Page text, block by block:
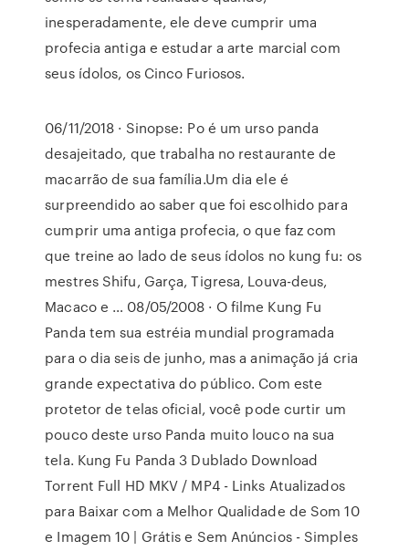
inesperadamente, ele deve cumprir uma
profecia antiga e estudar a arte marcial com
seus ídolos, os Cinco Furiosos.
06/11/2018 · Sinopse: Po é um urso panda
desajeitado, que trabalha no restaurante de
macarrão de sua família.Um dia ele é
surpreendido ao saber que foi escolhido para
cumprir uma antiga profecia, o que faz com
que treine ao lado de seus ídolos no kung fu: os
mestres Shifu, Garça, Tigresa, Louva-deus,
Macaco e … 08/05/2008 · O filme Kung Fu
Panda tem sua estréia mundial programada
para o dia seis de junho, mas a animação já cria
grande expectativa do público. Com este
protetor de telas oficial, você pode curtir um
pouco deste urso Panda muito louco na sua
tela. Kung Fu Panda 3 Dublado Download
Torrent Full HD MKV / MP4 - Links Atualizados
para Baixar com a Melhor Qualidade de Som 10
e Imagem 10 | Grátis e Sem Anúncios - Simples